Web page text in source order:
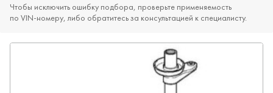
Чтобы исключить ошибку подбора, проверьте применяемость
по VIN‑номеру, либо обратитесь за консультацией к специалисту.